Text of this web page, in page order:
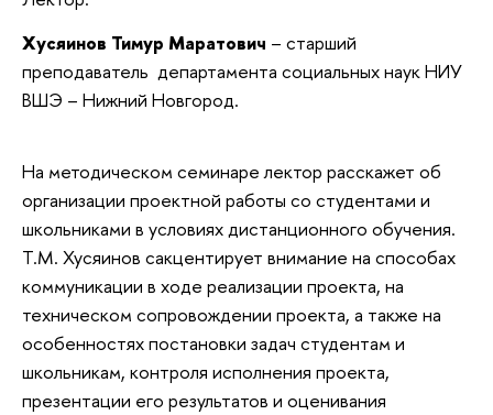
Хусяинов Тимур Маратович – старший
преподаватель департамента социальных наук НИУ
ВШЭ – Нижний Новгород.
На методическом семинаре лектор расскажет об
организации проектной работы со студентами и
школьниками в условиях дистанционного обучения.
Т.М. Хусяинов сакцентирует внимание на способах
коммуникации в ходе реализации проекта, на
техническом сопровождении проекта, а также на
особенностях постановки задач студентам и
школьникам, контроля исполнения проекта,
презентации его результатов и оценивания